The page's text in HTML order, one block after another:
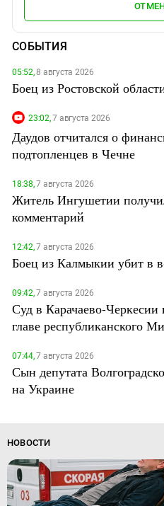
СОБЫТИЯ
05:52,8 августа 2026
Боец из Ростовской
23:02,7 августа 2026
Даудов отчитался о
подтопленцев в Чечне
18:38,7 августа 2026
Житель Ингушетии
комментарий
12:42,7 августа 2026
Боец из Калмыкии убит в
09:42,7 августа 2026
Суд в Карачаево-
главе республиканского
07:44,7 августа 2026
Сын депутата
на Украине
НОВОСТИ